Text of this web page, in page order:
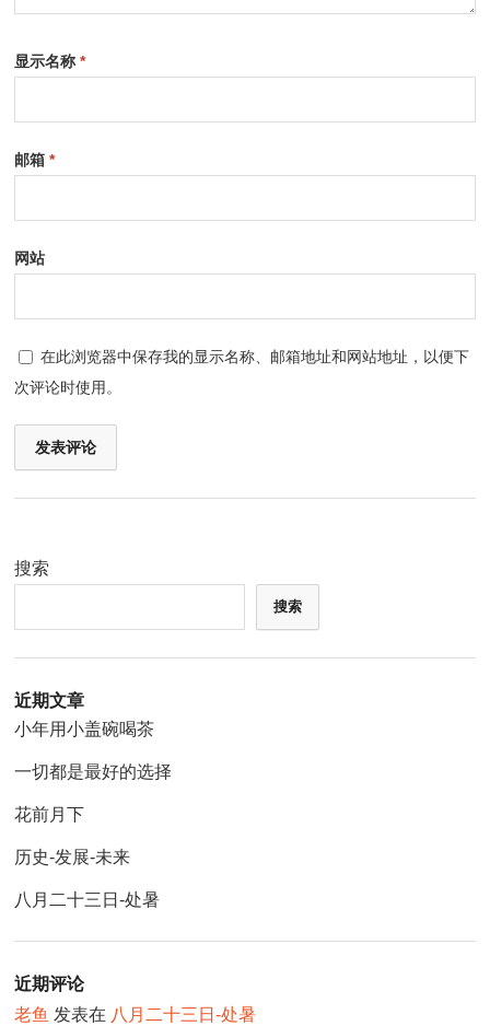
显示名称*
邮箱*
网站
在此浏览器中保存我的显示名称、邮箱地址和网站地址，以便下
次评论时使用。
搜索
搜索
近期文章
小年用小盖碗喝茶
一切都是最好的选择
花前月下
历史-发展-未来
八月二十三日-处暑
近期评论
老鱼 发表在 八月二十三日-处暑